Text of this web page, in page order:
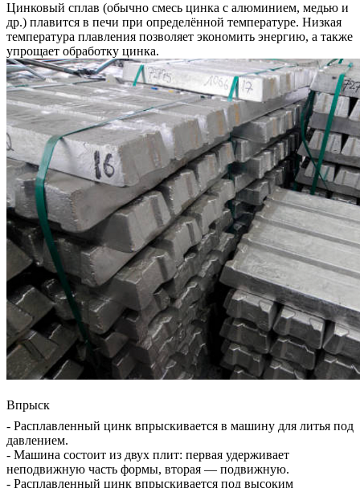
Цинковый сплав (обычно смесь цинка с алюминием, медью и
др.) плавится в печи при определённой температуре. Низкая
температура плавления позволяет экономить энергию, а также
упрощает обработку цинка.
Впрыск
- Расплавленный цинк впрыскивается в машину для литья под
давлением.
- Машина состоит из двух плит: первая удерживает
неподвижную часть формы, вторая — подвижную.
- Расплавленный цинк впрыскивается под высоким